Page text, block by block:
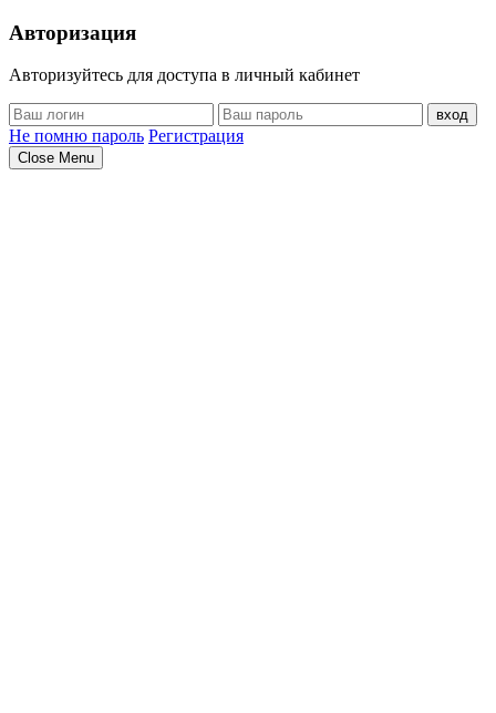
Авторизация
Авторизуйтесь для доступа в личный кабинет
вход
Не помню пароль Регистрация
Close Menu